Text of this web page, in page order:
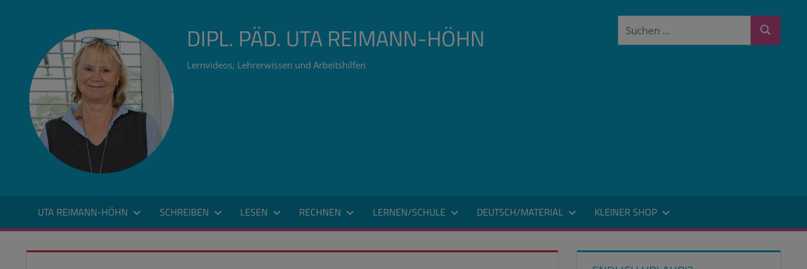
DIPL. PÄD. UTA REIMANN-HÖHN
Lernvideos, Lehrerwissen und Arbeitshilfen
Suchen
Suchen
UTA REIMANN-HÖHN SCHREIBEN LESEN RECHNEN LERNEN/SCHULE DEUTSCH/MATERIAL KLEINER SHOP